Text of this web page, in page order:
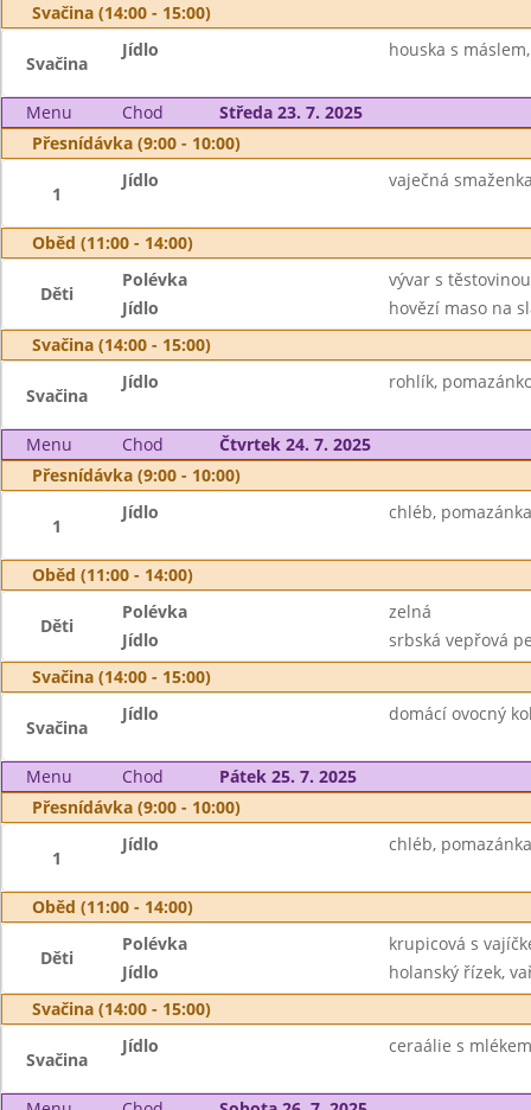
Svačina (14:00 - 15:00)
Svačina
Jídlo houska s
Menu Chod
Středa 23. 7. 2025
Přesnídávka (9:00 - 10:00)
1
Jídlo vaječná
Oběd (11:00 - 14:00)
Děti
Polévka
vývar s těstovinou
Jídlo
hovězí maso na
Svačina (14:00 - 15:00)
Svačina
Jídlo rohlík,
Menu Chod
Čtvrtek 24. 7. 2025
Přesnídávka (9:00 - 10:00)
1
Jídlo chléb,
Oběd (11:00 - 14:00)
Děti
Polévka
zelná
Jídlo
srbská vepřová
Svačina (14:00 - 15:00)
Svačina
Jídlo domácí ovocný
Menu Chod
Pátek 25. 7. 2025
Přesnídávka (9:00 - 10:00)
1
Jídlo chléb,
Oběd (11:00 - 14:00)
Děti
Polévka
krupicová s
Jídlo
holanský řízek,
Svačina (14:00 - 15:00)
Svačina
Jídlo ceraálie s